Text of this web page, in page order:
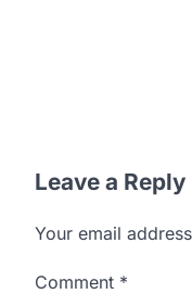
Leave a Reply
Your email
Comment *